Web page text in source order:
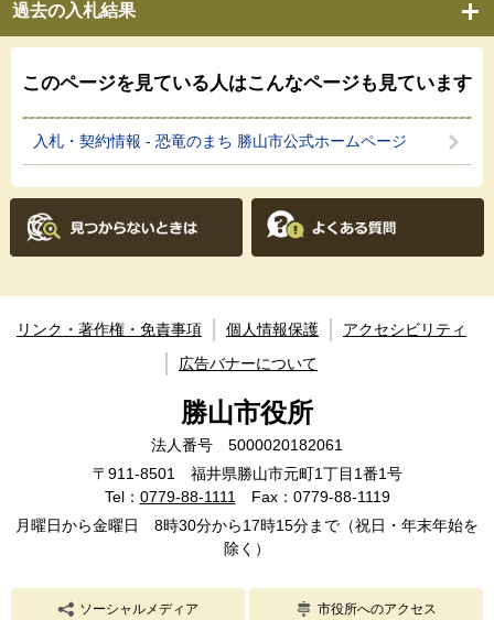
過去の入札結果
このページを見ている人はこんなページも見ています
入札・契約情報 - 恐竜のまち 勝山市公式ホームページ
リンク・著作権・免責事項 個人情報保護
アクセシビリティ
広告バナーについて
勝山市役所
法人番号 5000020182061
〒911-8501 福井県勝山市元町1丁目1番1号
Tel： 0779-88-1111
Fax：0779-88-1119
月曜日から金曜日 8時30分から17時15分まで（祝日・年末年始を
除く）
ソーシャルメディア 市役所へのアクセス